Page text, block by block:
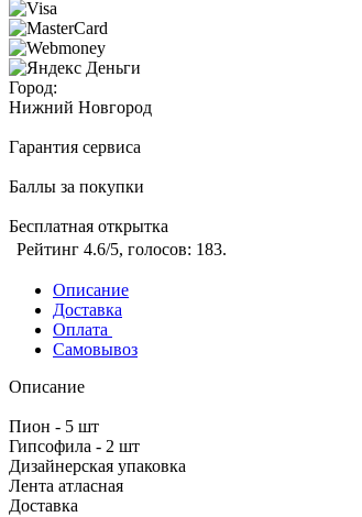
Город:
Нижний Новгород
Гарантия сервиса
Баллы за покупки
Бесплатная открытка
Рейтинг 4.6/5, голосов: 183.
Описание
Доставка
Оплата
Самовывоз
Описание
Пион - 5 шт
Гипсофила - 2 шт
Дизайнерская упаковка
Лента атласная
Доставка